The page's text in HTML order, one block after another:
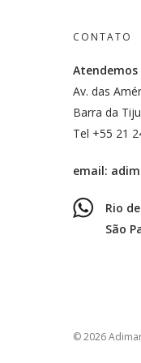
CONTATO
Av. das
Barra da
Tel +55 21
email:
Rio
São
© 2026